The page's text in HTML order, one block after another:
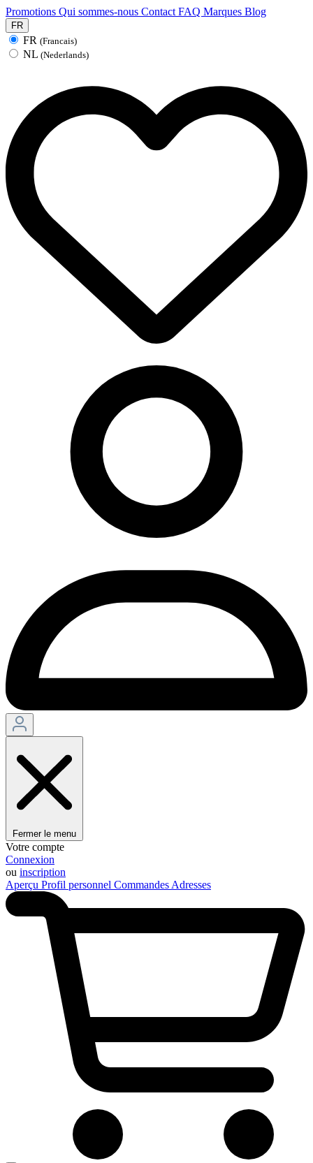
Promotions Qui sommes-nous Contact FAQ Marques Blog
FR
FR (Francais)
NL (Nederlands)
Fermer le menu
Votre compte
Connexion
ou inscription
Aperçu Profil personnel Commandes Adresses